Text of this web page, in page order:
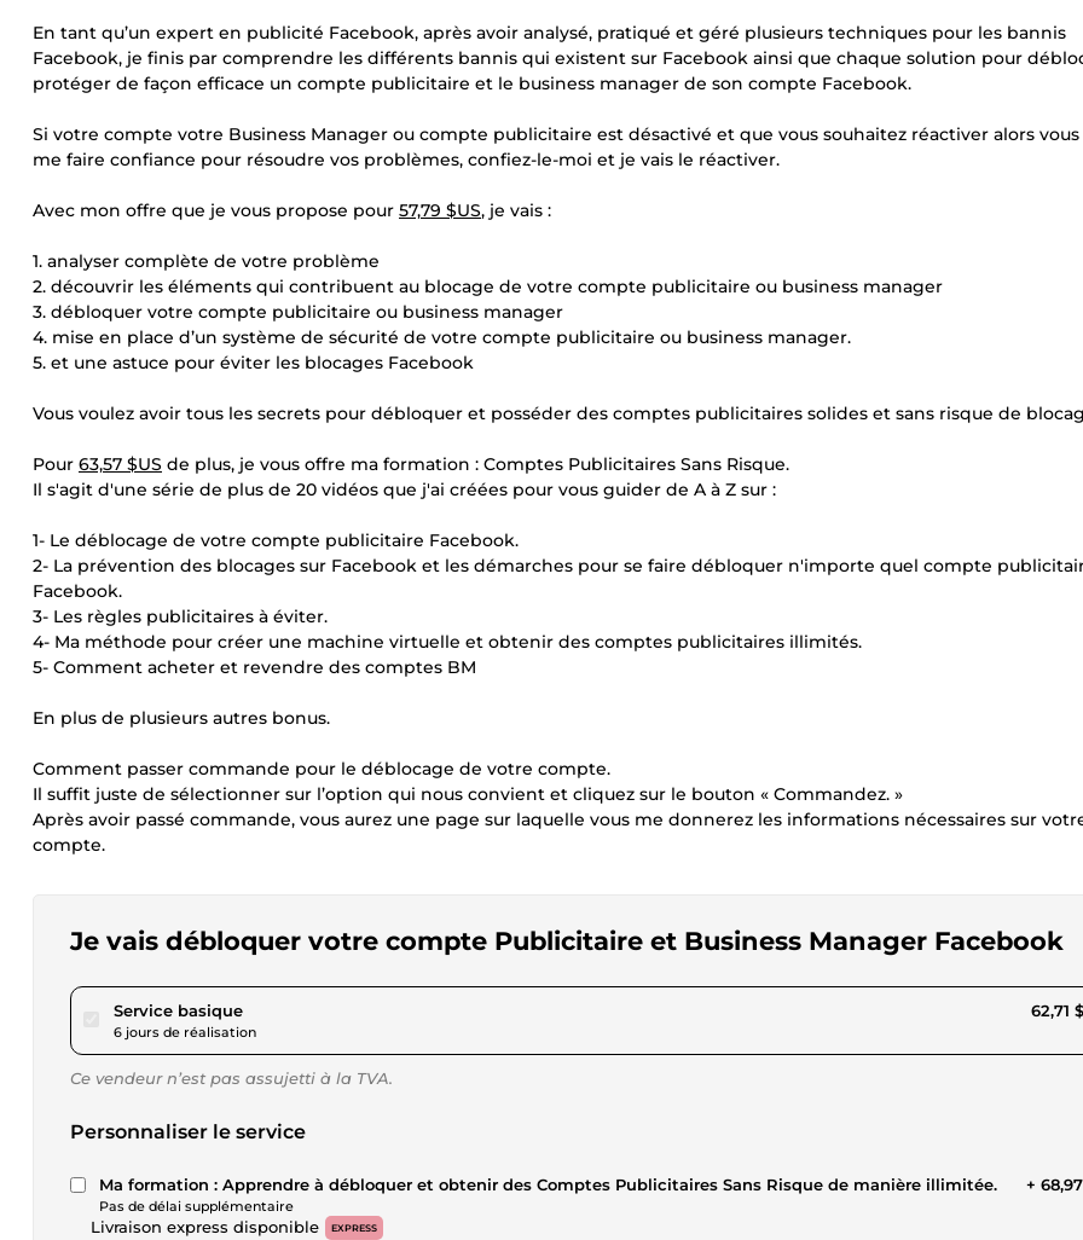
En tant qu’un expert en publicité Facebook, après avoir analysé, pratiqué et géré plusieurs techniques pour les bannis
Facebook, je finis par comprendre les différents bannis qui existent sur Facebook ainsi que chaque solution pour
protéger de façon efficace un compte publicitaire et le business manager de son compte Facebook.
Si votre compte votre Business Manager ou compte publicitaire est désactivé et que vous souhaitez réactiver alors vous
me faire confiance pour résoudre vos problèmes, confiez-le-moi et je vais le réactiver.
Avec mon offre que je vous propose pour 57,79 $US, je vais :
1. analyser complète de votre problème
2. découvrir les éléments qui contribuent au blocage de votre compte publicitaire ou business manager
3. débloquer votre compte publicitaire ou business manager
4. mise en place d’un système de sécurité de votre compte publicitaire ou business manager.
5. et une astuce pour éviter les blocages Facebook
Vous voulez avoir tous les secrets pour débloquer et posséder des comptes publicitaires solides et sans risque de
Pour 63,57 $US de plus, je vous offre ma formation : Comptes Publicitaires Sans Risque.
Il s'agit d'une série de plus de 20 vidéos que j'ai créées pour vous guider de A à Z sur :
1- Le déblocage de votre compte publicitaire Facebook.
2- La prévention des blocages sur Facebook et les démarches pour se faire débloquer n'importe quel compte
Facebook.
3- Les règles publicitaires à éviter.
4- Ma méthode pour créer une machine virtuelle et obtenir des comptes publicitaires illimités.
5- Comment acheter et revendre des comptes BM
En plus de plusieurs autres bonus.
Comment passer commande pour le déblocage de votre compte.
Il suffit juste de sélectionner sur l’option qui nous convient et cliquez sur le bouton « Commandez. »
Après avoir passé commande, vous aurez une page sur laquelle vous me donnerez les informations nécessaires sur
compte.
Je vais débloquer votre compte Publicitaire et Business Manager Facebook
Service basiquepour 57,79 $US
6 jours de réalisation
62,71
Ce vendeur n’est pas assujetti à la TVA.
Personnaliser le service
Ma formation : Apprendre à débloquer et obtenir des Comptes Publicitaires Sans Risque de manière illimitée.
Pas de délai supplémentaire
+
Livraison express disponible EXPRESS